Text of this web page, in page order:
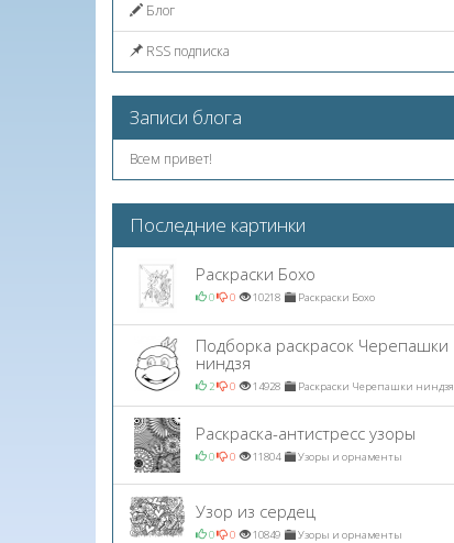
Блог
RSS подписка
Записи блога
Всем привет!
Последние картинки
Раскраски Бохо
0 0 10218 Раскраски Бохо
Подборка раскрасок Черепашки
ниндзя
2 0 14928 Раскраски Черепашки ниндзя
Раскраска-антистресс узоры
0 0 11804 Узоры и орнаменты
Узор из сердец
0 0 10849 Узоры и орнаменты